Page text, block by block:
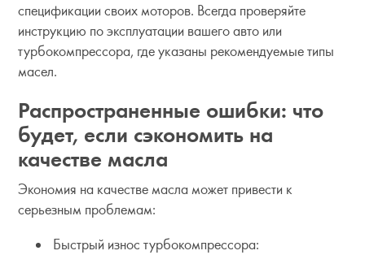
спецификации своих моторов. Всегда проверяйте
инструкцию по эксплуатации вашего авто или
турбокомпрессора, где указаны рекомендуемые типы
масел.
Распространенные ошибки: что
будет, если сэкономить на
качестве масла
Экономия на качестве масла может привести к
серьезным проблемам:
Быстрый износ турбокомпрессора: